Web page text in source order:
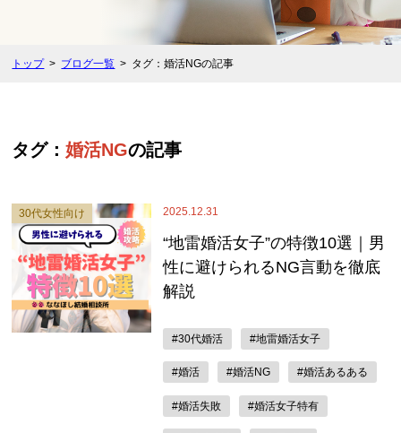
トップ ブログ一覧 タグ：婚活NGの記事
タグ：婚活NGの記事
2025.12.31
30代女性向け
“地雷婚活女子”の特徴10選｜男
性に避けられるNG言動を徹底
解説
#30代婚活 #地雷婚活女子
#婚活 #婚活NG #婚活あるある
#婚活失敗 #婚活女子特有